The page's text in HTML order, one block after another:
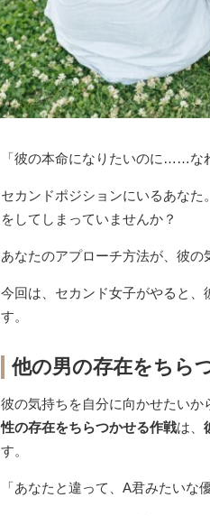
「彼の本命になりたいのに……な
セカンドポジションにいるあな
をしてしまっていませんか？
あなたのアプローチ方法が、彼の
今回は、セカンド女子がやると、
す。
他の男の存在をちら
彼の気持ちを自分に向かせたいか
性の存在をちらつかせる作戦は、
す。
「あなたと違って、A君みたいな